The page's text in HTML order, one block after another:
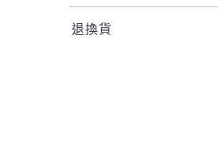
退換貨